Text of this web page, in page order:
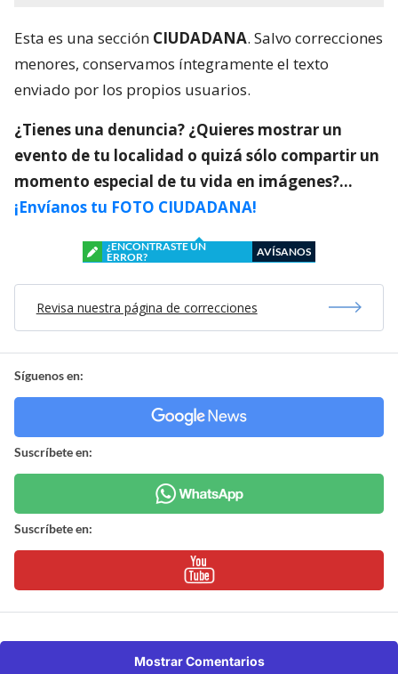
Esta es una sección CIUDADANA. Salvo correcciones
menores, conservamos íntegramente el texto
enviado por los propios usuarios.
¿Tienes una denuncia? ¿Quieres mostrar un
evento de tu localidad o quizá sólo compartir un
momento especial de tu vida en imágenes?…
¡Envíanos tu FOTO CIUDADANA!
¿ENCONTRASTE UN
ERROR?
AVÍSANOS
Revisa nuestra página de correcciones
Síguenos en:
Suscríbete en:
Suscríbete en:
Mostrar Comentarios